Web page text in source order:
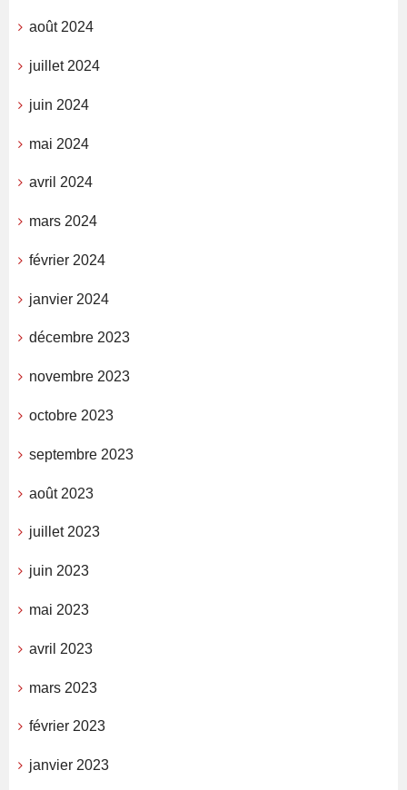
août 2024
juillet 2024
juin 2024
mai 2024
avril 2024
mars 2024
février 2024
janvier 2024
décembre 2023
novembre 2023
octobre 2023
septembre 2023
août 2023
juillet 2023
juin 2023
mai 2023
avril 2023
mars 2023
février 2023
janvier 2023